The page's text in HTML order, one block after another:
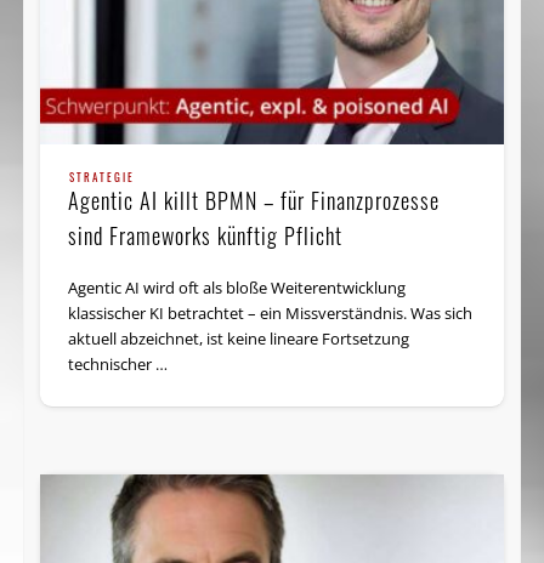
STRATEGIE
Agentic AI killt BPMN – für Finanzprozesse
sind Frameworks künftig Pflicht
Agentic AI wird oft als bloße Weiterentwicklung
klassischer KI betrachtet – ein Missverständnis. Was sich
aktuell abzeichnet, ist keine lineare Fortsetzung
technischer …